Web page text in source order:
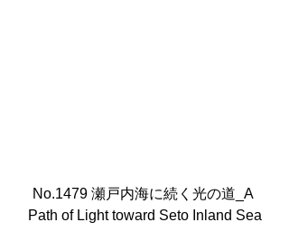
No.1479 瀬戸内海に続く光の道_A
Path of Light toward Seto Inland Sea